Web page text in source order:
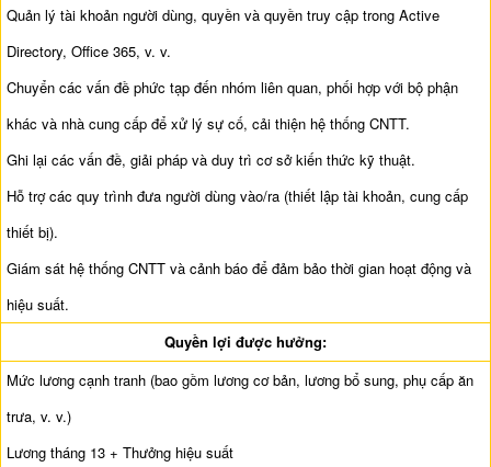
Quản lý tài khoản người dùng, quyền và quyền truy cập trong Active
Directory, Office 365, v. v.
Chuyển các vấn đề phức tạp đến nhóm liên quan, phối hợp với bộ phận
khác và nhà cung cấp để xử lý sự cố, cải thiện hệ thống CNTT.
Ghi lại các vấn đề, giải pháp và duy trì cơ sở kiến thức kỹ thuật.
Hỗ trợ các quy trình đưa người dùng vào/ra (thiết lập tài khoản, cung cấp
thiết bị).
Giám sát hệ thống CNTT và cảnh báo để đảm bảo thời gian hoạt động và
hiệu suất.
Quyền lợi được hưởng:
Mức lương cạnh tranh (bao gồm lương cơ bản, lương bổ sung, phụ cấp ăn
trưa, v. v.)
Lương tháng 13 + Thưởng hiệu suất